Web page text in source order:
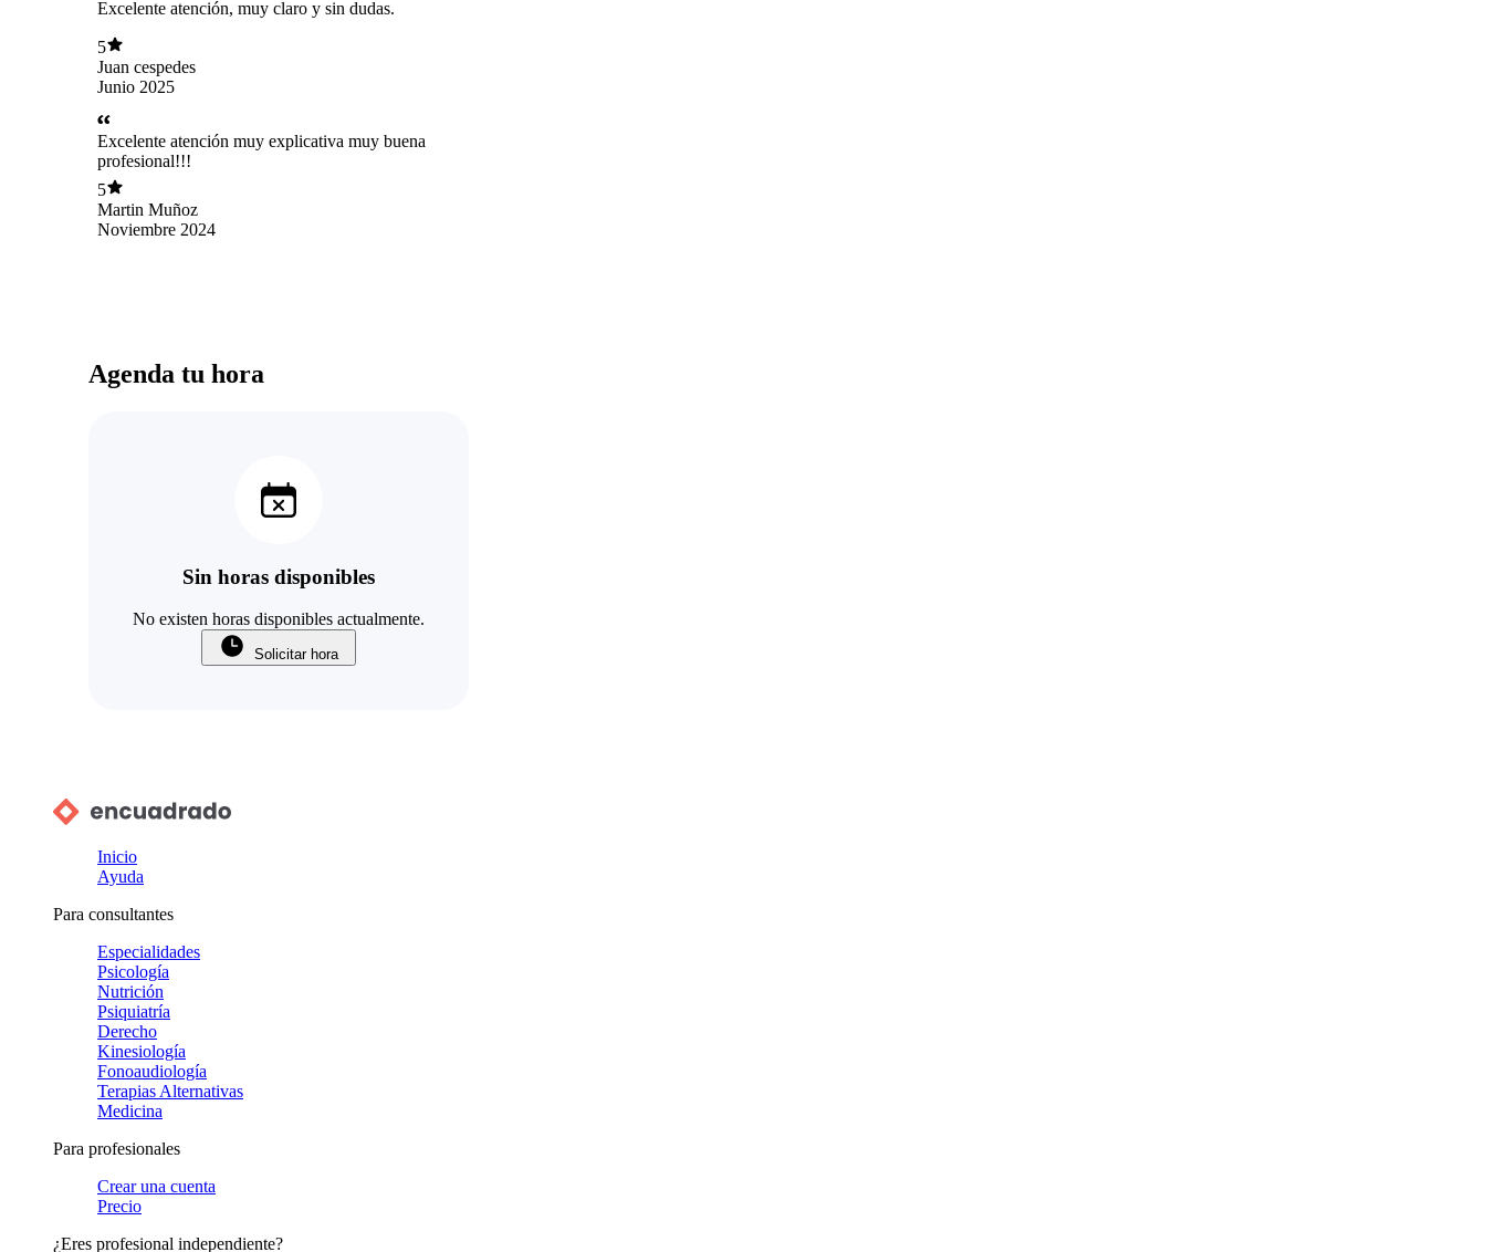
Excelente atención, muy claro y sin dudas.
5
Juan cespedes
Junio 2025
Excelente atención muy explicativa muy buena
profesional!!!
5
Martin Muñoz
Noviembre 2024
Agenda tu hora
Sin horas disponibles
No existen horas disponibles actualmente.
Solicitar hora
Inicio
Ayuda
Para consultantes
Especialidades
Psicología
Nutrición
Psiquiatría
Derecho
Kinesiología
Fonoaudiología
Terapias Alternativas
Medicina
Para profesionales
Crear una cuenta
Precio
¿Eres profesional independiente?